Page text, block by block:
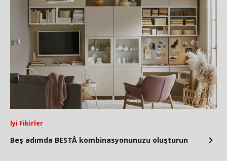
İyi Fikirler
Beş adımda BESTÅ kombinasyonunuzu oluşturun